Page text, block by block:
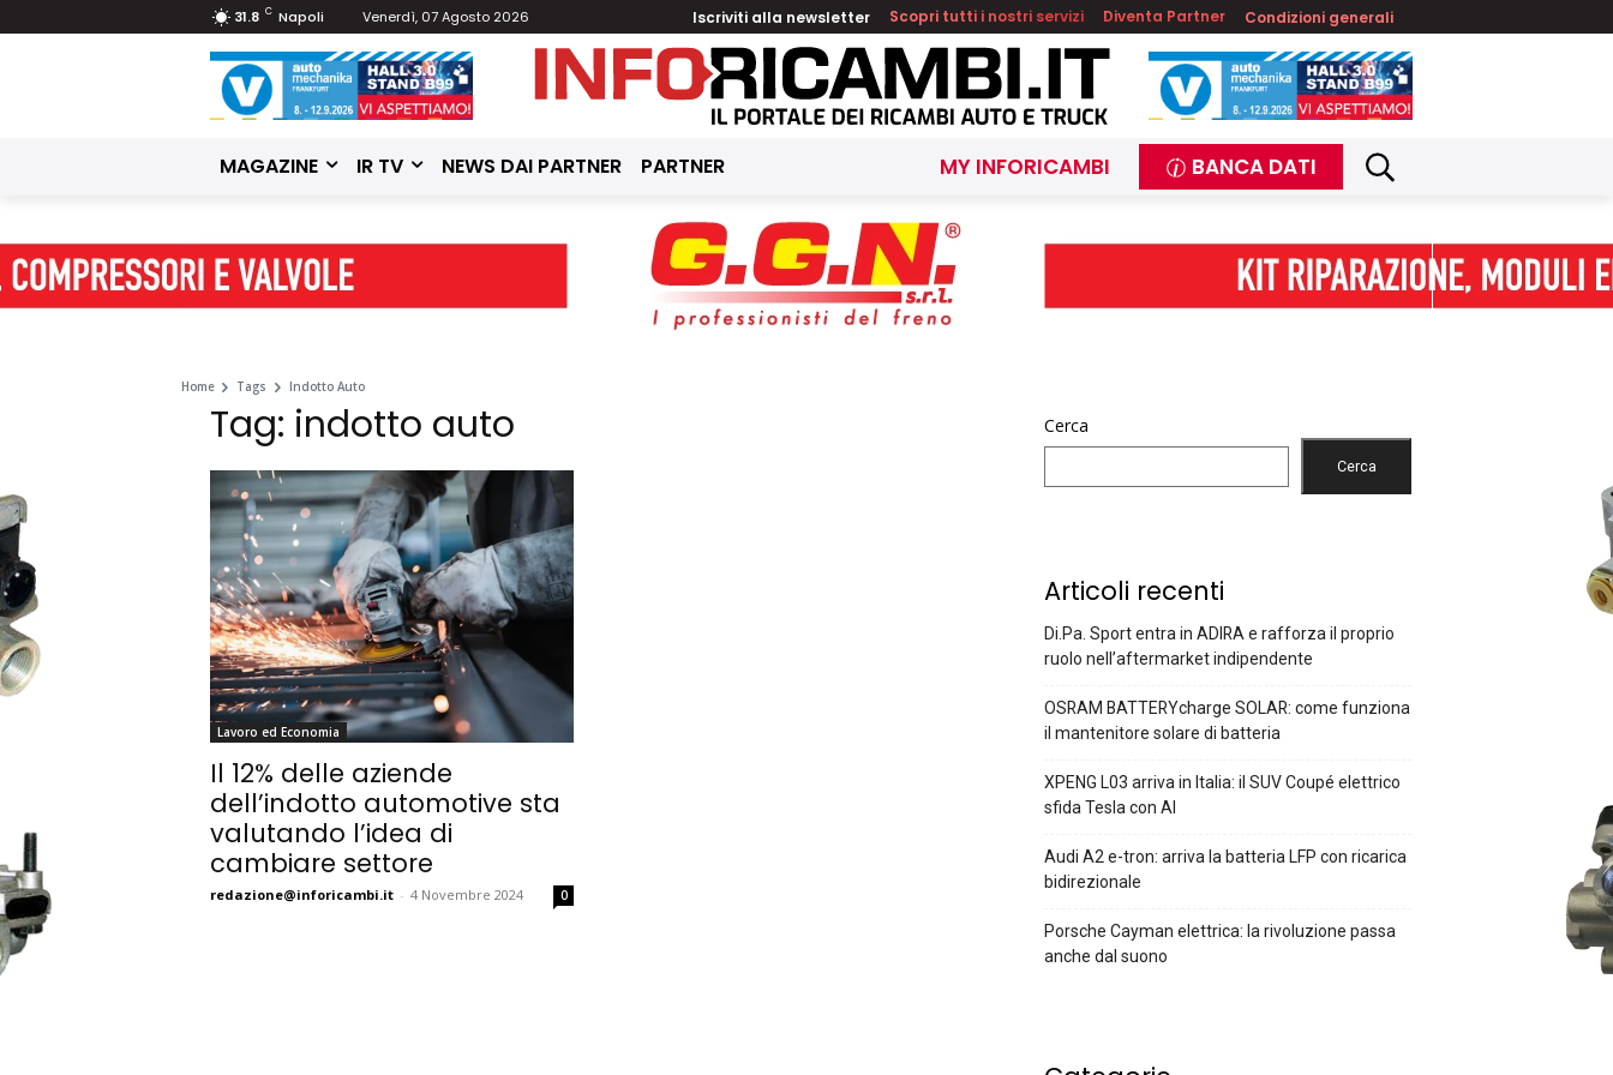
31.8 C Napoli Venerdì, 07 Agosto 2026 Iscriviti alla newsletter Scopri tutti i nostri servizi Diventa Partner Condizioni generali
MAGAZINE IR TV NEWS DAI PARTNER PARTNER MY INFORICAMBI BANCA DATI
Home Tags Indotto Auto
Tag: indotto auto
Lavoro ed Economia
Il 12% delle aziende
dell’indotto automotive sta
valutando l’idea di
cambiare settore
redazione@inforicambi.it - 4 Novembre 2024 0
Cerca
Cerca
Articoli recenti
Di.Pa. Sport entra in ADIRA e rafforza il proprio
ruolo nell’aftermarket indipendente
OSRAM BATTERYcharge SOLAR: come funziona
il mantenitore solare di batteria
XPENG L03 arriva in Italia: il SUV Coupé elettrico
sfida Tesla con AI
Audi A2 e-tron: arriva la batteria LFP con ricarica
bidirezionale
Porsche Cayman elettrica: la rivoluzione passa
anche dal suono